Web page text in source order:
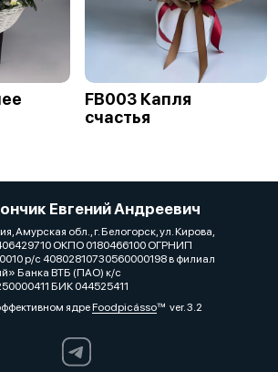
FB003 Капля
счастья
Евгений Андреевич
Амурская обл., г. Белогорск, ул. Кирова,
ОКПО 0180466100 ОГРНИП
р/с 40802810730560000198 в филиал
Банка ВТБ (ПАО) к/с
БИК 044525411
ядреFoodpicássover. 3.2